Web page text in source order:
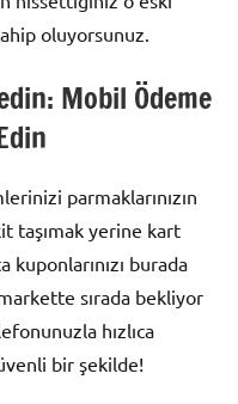
oluyorsunuz.
Mobil Ödeme
parmaklarınızın
taşımak yerine kart
burada
sırada bekliyor
hızlıca
bir şekilde!